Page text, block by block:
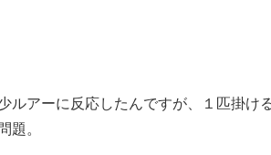
ルアーに反応したんですが、１匹掛け
題。